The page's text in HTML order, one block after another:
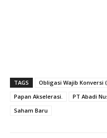
TAGS Obligasi Wajib Konversi
Papan Akselerasi.
PT Abadi
Saham Baru